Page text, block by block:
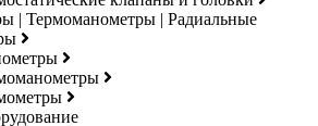
| Термоманометры | Радиальные